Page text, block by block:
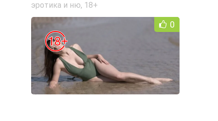
эротика и ню, 18+
0